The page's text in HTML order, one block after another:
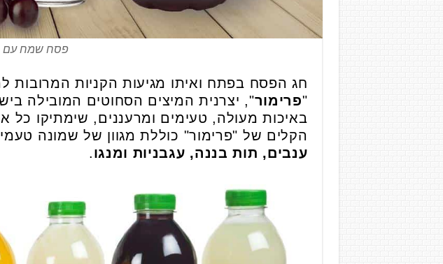
פסח שמח עם
חג הפסח בפתח ואיתו מגיעות הקניות המרובות
"פרימור", יצרנית המיצים הסחוטים המובילה
באיכות מעולה, טעימים ומרעננים, שימתיקו
הקלים של "פרימור" כוללת מגוון של שמונה
ענבים, תות בננה, עגבניות ומנגו.